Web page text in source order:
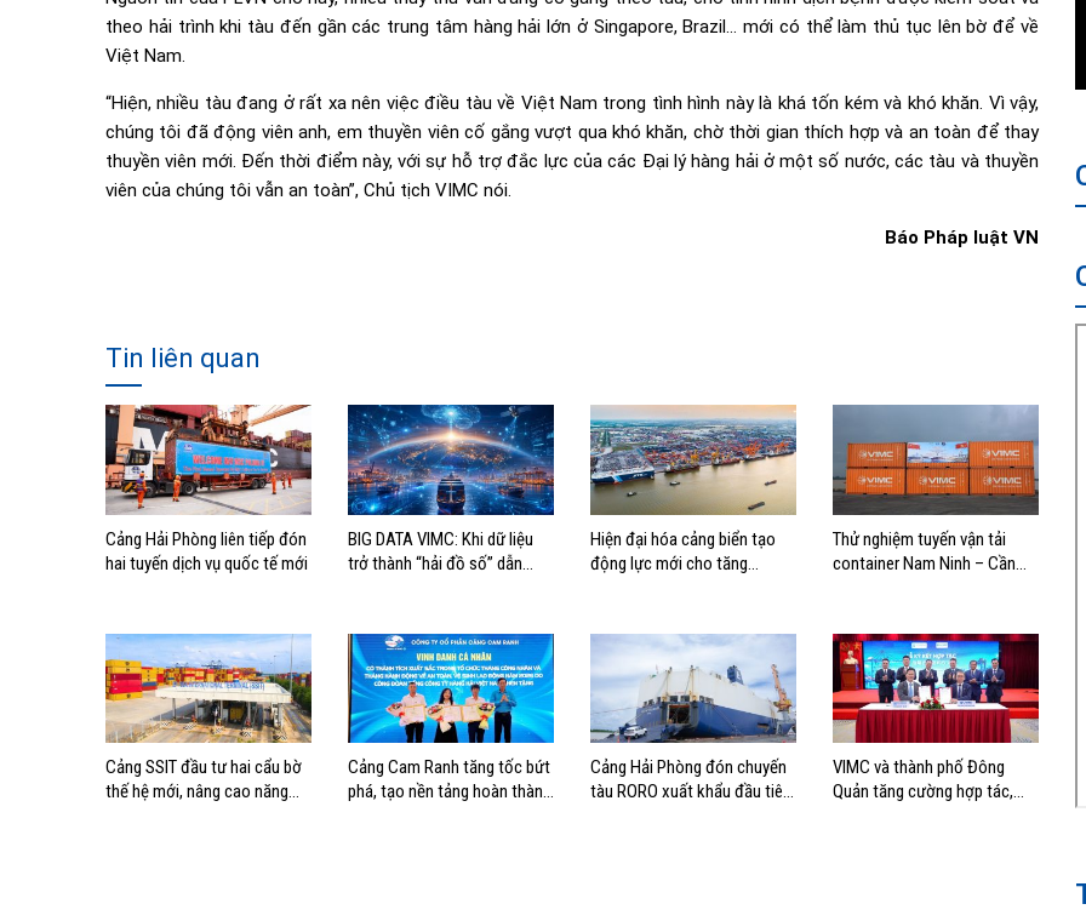
theo hải trình khi tàu đến gần các trung tâm hàng hải lớn ở Singapore, Brazil… mới có thể làm thủ tục lên bờ để về
Việt Nam.
“Hiện, nhiều tàu đang ở rất xa nên việc điều tàu về Việt Nam trong tình hình này là khá tốn kém và khó khăn. Vì vậy,
chúng tôi đã động viên anh, em thuyền viên cố gắng vượt qua khó khăn, chờ thời gian thích hợp và an toàn để thay
thuyền viên mới. Đến thời điểm này, với sự hỗ trợ đắc lực của các Đại lý hàng hải ở một số nước, các tàu và thuyền
viên của chúng tôi vẫn an toàn”, Chủ tịch VIMC nói.
Báo Pháp luật VN
Tin liên quan
Cảng Hải Phòng liên tiếp đón
hai tuyến dịch vụ quốc tế mới
BIG DATA VIMC: Khi dữ liệu
trở thành “hải đồ số” dẫn
Hiện đại hóa cảng biển tạo
động lực mới cho tăng
Thử nghiệm tuyến vận tải
container Nam Ninh – Cần
Cảng SSIT đầu tư hai cẩu bờ
thế hệ mới, nâng cao năng
Cảng Cam Ranh tăng tốc bứt
phá, tạo nền tảng hoàn thành
Cảng Hải Phòng đón chuyến
tàu RORO xuất khẩu đầu tiên
VIMC và thành phố Đông
Quản tăng cường hợp tác,